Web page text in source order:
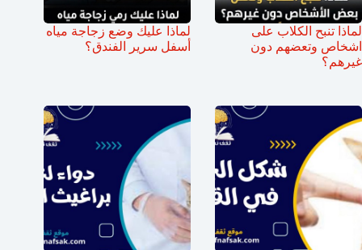
لماذا تنبح الكلاب على
اشخاص وتعضهم دون
غيرهم؟
لماذا عليك وضع زجاجة مياه
أسفل سرير الفندق؟